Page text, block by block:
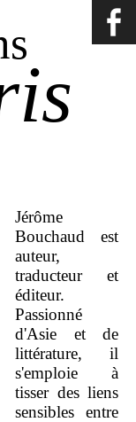
Jérôme
Bouchaud est
auteur,
traducteur et
éditeur.
Passionné
d'Asie et de
littérature, il
s'emploie à
tisser des liens
sensibles entre